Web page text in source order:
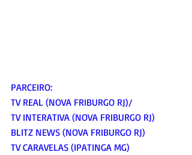
PARCEIRO:
TV REAL (NOVA FRIBURGO RJ)/
TV INTERATIVA (NOVA FRIBURGO RJ)
BLITZ NEWS (NOVA FRIBURGO RJ)
TV CARAVELAS (IPATINGA MG)